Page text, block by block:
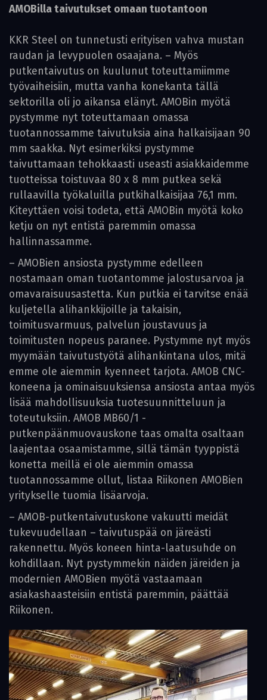
AMOBilla taivutukset omaan tuotantoon
KKR Steel on tunnetusti erityisen vahva mustan
raudan ja levypuolen osaajana. – Myös
putkentaivutus on kuulunut toteuttamiimme
työvaiheisiin, mutta vanha konekanta tällä
sektorilla oli jo aikansa elänyt. AMOBin myötä
pystymme nyt toteuttamaan omassa
tuotannossamme taivutuksia aina halkaisijaan 90
mm saakka. Nyt esimerkiksi pystymme
taivuttamaan tehokkaasti useasti asiakkaidemme
tuotteissa toistuvaa 80 x 8 mm putkea sekä
rullaavilla työkaluilla putkihalkaisijaa 76,1 mm.
Kiteyttäen voisi todeta, että AMOBin myötä koko
ketju on nyt entistä paremmin omassa
hallinnassamme.
– AMOBien ansiosta pystymme edelleen
nostamaan oman tuotantomme jalostusarvoa ja
omavaraisuusastetta. Kun putkia ei tarvitse enää
kuljetella alihankkijoille ja takaisin,
toimitusvarmuus, palvelun joustavuus ja
toimitusten nopeus paranee. Pystymme nyt myös
myymään taivutustyötä alihankintana ulos, mitä
emme ole aiemmin kyenneet tarjota. AMOB CNC-
koneena ja ominaisuuksiensa ansiosta antaa myös
lisää mahdollisuuksia tuotesuunnitteluun ja
toteutuksiin. AMOB MB60/1 -
putkenpäänmuovauskone taas omalta osaltaan
laajentaa osaamistamme, sillä tämän tyyppistä
konetta meillä ei ole aiemmin omassa
tuotannossamme ollut, listaa Riikonen AMOBien
yritykselle tuomia lisäarvoja.
– AMOB-putkentaivutuskone vakuutti meidät
tukevuudellaan – taivutuspää on järeästi
rakennettu. Myös koneen hinta-laatusuhde on
kohdillaan. Nyt pystymmekin näiden järeiden ja
modernien AMOBien myötä vastaamaan
asiakashaasteisiin entistä paremmin, päättää
Riikonen.